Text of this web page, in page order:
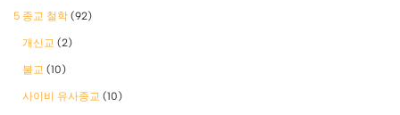
5 종교 철학 (92)
개신교 (2)
불교 (10)
사이비 유사종교 (10)